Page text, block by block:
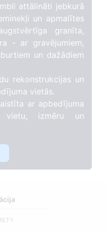
attālināti jebkurā
un apmalītes
granīta,
- ar gravējumiem,
un dažādiem
rekonstrukcijas un
vietās.
ar apbedījuma
vietu, izmēru un